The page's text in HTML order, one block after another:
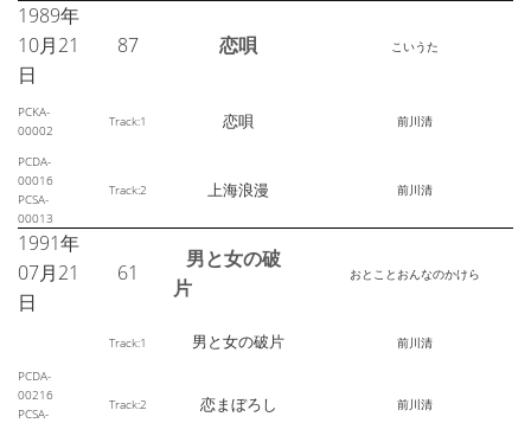
1989年
10月21
日
87 恋唄 こいうた
PCKA-
00002
Track:1 恋唄 前川清
PCDA-
00016
PCSA-
00013
Track:2 上海浪漫 前川清
1991年
07月21
日
61
男と女の破
片
おとことおんなのかけら
Track:1 男と女の破片 前川清
PCDA-
00216
PCSA-
Track:2 恋まぼろし 前川清